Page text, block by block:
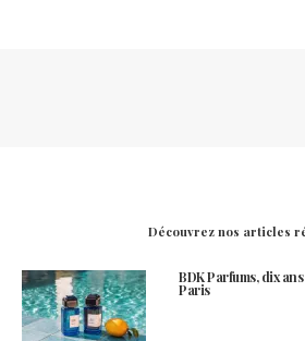
Découvrez nos articles
BDK Parfums, dix
Paris